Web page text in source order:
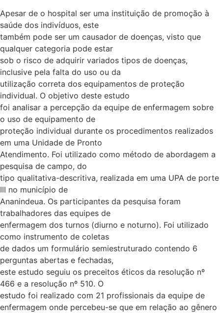
Apesar de o hospital ser uma instituição de promoção à
saúde dos indivíduos, este
também pode ser um causador de doenças, visto que
qualquer categoria pode estar
sob o risco de adquirir variados tipos de doenças,
inclusive pela falta do uso ou da
utilização correta dos equipamentos de proteção
individual. O objetivo deste estudo
foi analisar a percepção da equipe de enfermagem sobre
o uso de equipamento de
proteção individual durante os procedimentos realizados
em uma Unidade de Pronto
Atendimento. Foi utilizado como método de abordagem a
pesquisa de campo, do
tipo qualitativa-descritiva, realizada em uma UPA de porte
III no município de
Ananindeua. Os participantes da pesquisa foram
trabalhadores das equipes de
enfermagem dos turnos (diurno e noturno). Foi utilizado
como instrumento de coletas
de dados um formulário semiestruturado contendo 6
perguntas abertas e fechadas,
este estudo seguiu os preceitos éticos da resolução nº
466 e a resolução nº 510. O
estudo foi realizado com 21 profissionais da equipe de
enfermagem onde percebeu-se que em relação ao gênero